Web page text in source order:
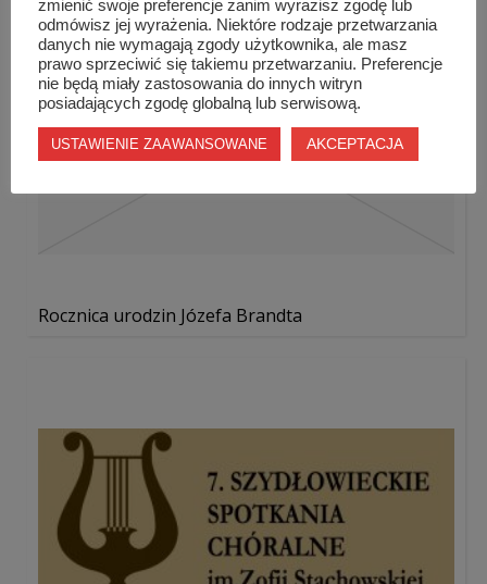
Rocznica urodzin Józefa Brandta
zmienić swoje preferencje zanim wyrazisz zgodę lub
odmówisz jej wyrażenia. Niektóre rodzaje przetwarzania
danych nie wymagają zgody użytkownika, ale masz
prawo sprzeciwić się takiemu przetwarzaniu. Preferencje
nie będą miały zastosowania do innych witryn
posiadających zgodę globalną lub serwisową.
USTAWIENIE ZAAWANSOWANE AKCEPTACJA